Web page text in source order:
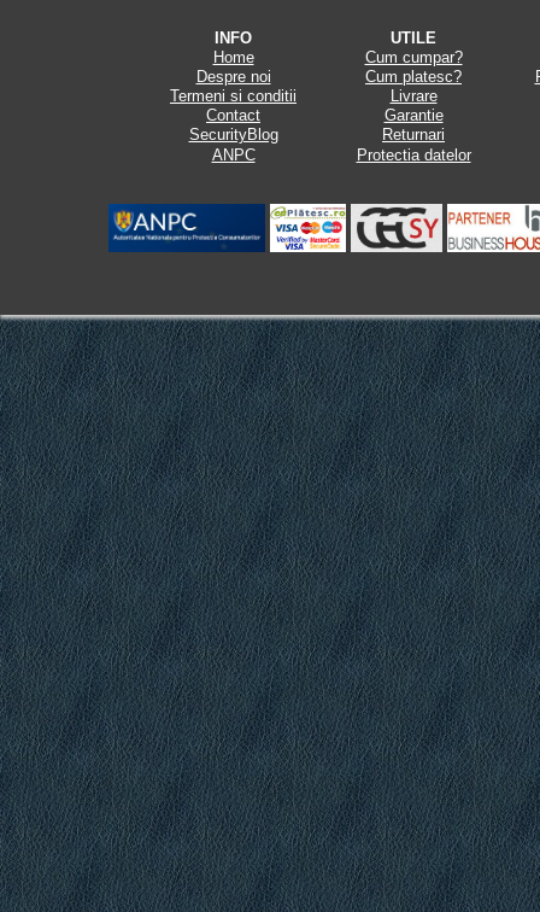
INFO
UTILE
Home
Cum cumpar?
Despre noi
Cum platesc?
Termeni si conditii
Livrare
Contact
Garantie
SecurityBlog
Returnari
ANPC
Protectia datelor